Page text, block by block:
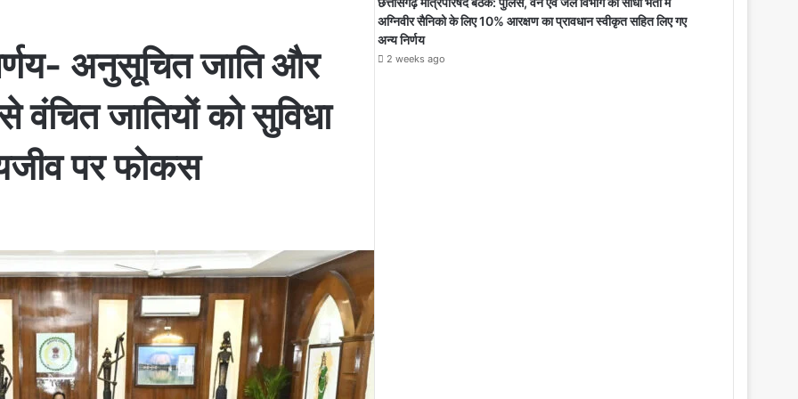
अनुसूचित जाति और
वंचित जातियों को सुविधा
पर फोकस
अग्निवीर सैनिको के लिए 10% आरक्षण का प्रावधान स्वीकृत सहित लिए गए
अन्य निर्णय
2 weeks ago